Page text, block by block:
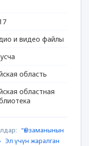
и видео файлы
область
областная
“Ѳз заманынын
Эл үчүн жаралган